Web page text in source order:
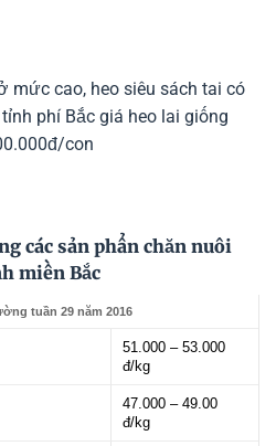
mức cao, heo siêu sách tai có
phí Bắc giá heo lai giống
con
các sản phẩn chăn nuôi
miền Bắc
tuần 29 năm 2016
51.000 – 53.000
đ/kg
47.000 – 49.00
đ/kg